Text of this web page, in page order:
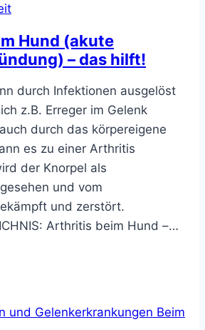
Hund (akute
– das hilft!
durch Infektionen ausgelöst
z.B. Erreger im Gelenk
durch das körpereigene
es zu einer Arthritis
der Knorpel als
und vom
und zerstört.
Arthritis beim Hund –…